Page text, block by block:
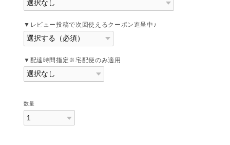
▼レビュー投稿で次回使えるクーポン進呈中♪
▼配達時間指定※宅配便のみ適用
数量